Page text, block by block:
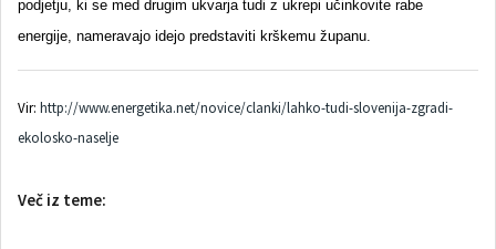
podjetju, ki se med drugim ukvarja tudi z ukrepi učinkovite rabe
energije, nameravajo idejo predstaviti krškemu županu.
Vir: http://www.energetika.net/novice/clanki/lahko-tudi-slovenija-zgradi-
ekolosko-naselje
Več iz teme: